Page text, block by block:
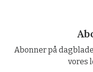
Abonner på
vores